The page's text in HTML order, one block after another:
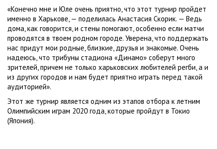
«Конечно мне и Юле очень приятно, что этот турнир пройдет
именно в Харькове, — поделилась Анастасия Скорик. — Ведь
дома, как говорится, и стены помогают, особенно если матчи
проводятся в твоем родном городе. Уверена, что поддержать
нас придут мои родные, близкие, друзья и знакомые. Очень
надеюсь, что трибуны стадиона «Динамо» соберут много
зрителей, причем не только харьковских любителей регби, а и
из других городов и нам будет приятно играть перед такой
аудиторией».
Этот же турнир является одним из этапов отбора к летним
Олимпийским играм 2020 года, которые пройдут в Токио
(Япония).